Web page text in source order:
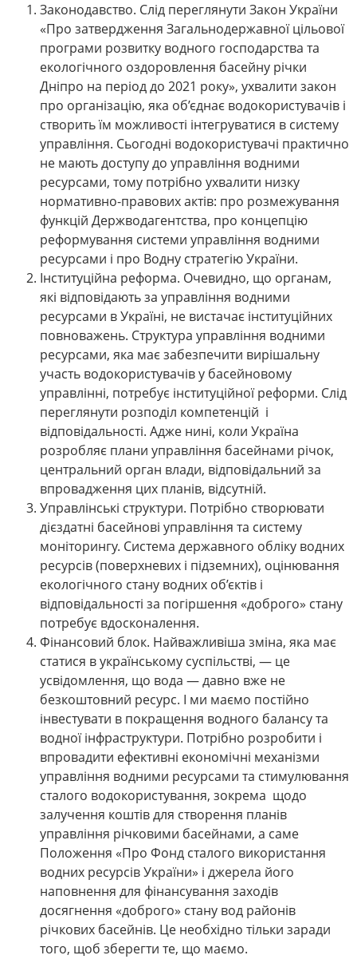
Законодавство. Слід переглянути Закон України
«Про затвердження Загальнодержавної цільової
програми розвитку водного господарства та
екологічного оздоровлення басейну річки
Дніпро на період до 2021 року», ухвалити закон
про організацію, яка об’єднає водокористувачів і
створить їм можливості інтегруватися в систему
управління. Сьогодні водокористувачі практично
не мають доступу до управління водними
ресурсами, тому потрібно ухвалити низку
нормативно-правових актів: про розмежування
функцій Держводагентства, про концепцію
реформування системи управління водними
ресурсами і про Водну стратегію України.
Інституційна реформа. Очевидно, що органам,
які відповідають за управління водними
ресурсами в Україні, не вистачає інституційних
повноважень. Структура управління водними
ресурсами, яка має забезпечити вирішальну
участь водокористувачів у басейновому
управлінні, потребує інституційної реформи. Слід
переглянути розподіл компетенцій і
відповідальності. Адже нині, коли Україна
розробляє плани управління басейнами річок,
центральний орган влади, відповідальний за
впровадження цих планів, відсутній.
Управлінські структури. Потрібно створювати
дієздатні басейнові управління та систему
моніторингу. Система державного обліку водних
ресурсів (поверхневих і підземних), оцінювання
екологічного стану водних об’єктів і
відповідальності за погіршення «доброго» стану
потребує вдосконалення.
Фінансовий блок. Найважливіша зміна, яка має
статися в українському суспільстві, ― це
усвідомлення, що вода ― давно вже не
безкоштовний ресурс. І ми маємо постійно
інвестувати в покращення водного балансу та
водної інфраструктури. Потрібно розробити і
впровадити ефективні економічні механізми
управління водними ресурсами та стимулювання
сталого водокористування, зокрема щодо
залучення коштів для створення планів
управління річковими басейнами, а саме
Положення «Про Фонд сталого використання
водних ресурсів України» і джерела його
наповнення для фінансування заходів
досягнення «доброго» стану вод районів
річкових басейнів. Це необхідно тільки заради
того, щоб зберегти те, що маємо.